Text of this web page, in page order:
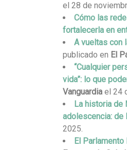
el 28 de
Cómo las
fortalecerla en
A vueltas con
publicado en El
“Cualquier
vida”: lo que
Vanguardia el 24
La historia de
adolescencia: de
2025.
El